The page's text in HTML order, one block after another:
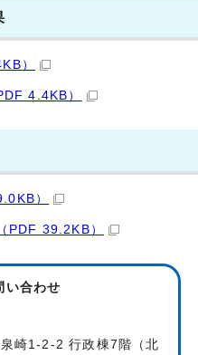
）
4.4KB）
）
PDF 39.2KB）
い合わせ
崎1-2-2 行政棟7階（北